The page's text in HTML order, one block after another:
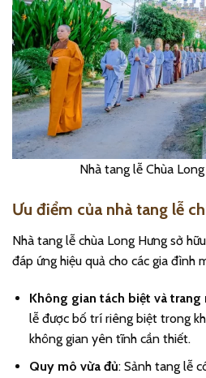
Nhà tang lễ Chùa
Ưu điểm của nhà tang lễ
Nhà tang lễ chùa Long Hưng sở
đáp ứng hiệu quả cho các gia đình
Không gian tách biệt và trang
lễ được bố trí riêng biệt trong
không gian yên tĩnh cần thiết.
Quy mô vừa đủ: Sảnh tang lễ